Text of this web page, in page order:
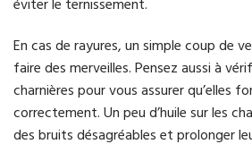
éviter le ternissement.
En cas de rayures, un simple coup de
faire des merveilles. Pensez aussi à
charnières pour vous assurer qu’elles
correctement. Un peu d’huile sur les
des bruits désagréables et prolonger